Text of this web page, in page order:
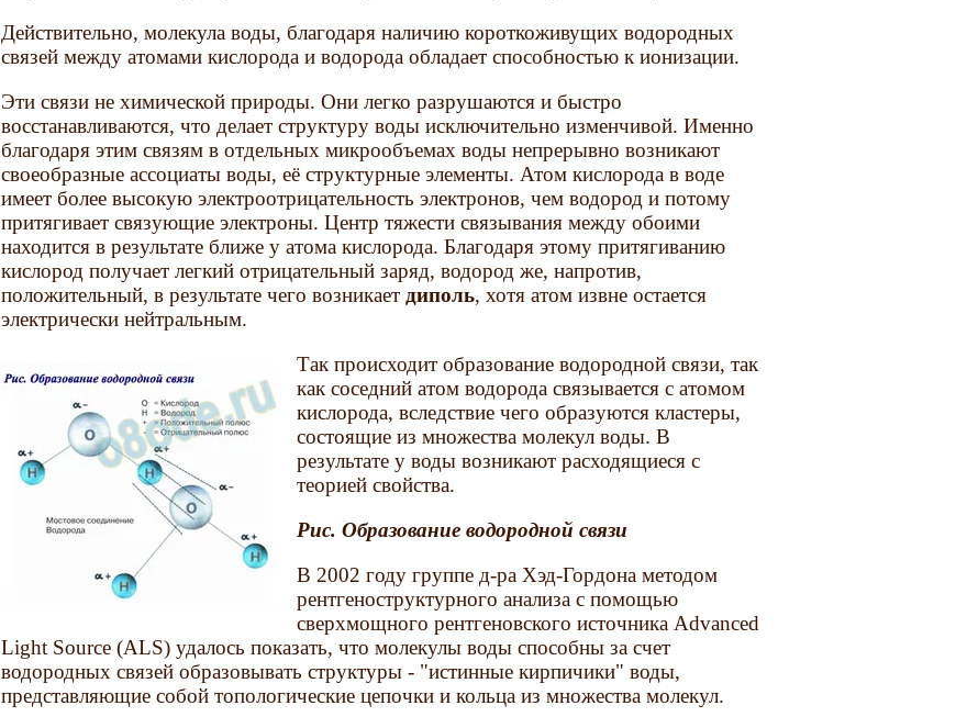
Действительно, молекула воды, благодаря наличию короткоживущих водородных
связей между атомами кислорода и водорода обладает способностью к ионизации.
Эти связи не химической природы. Они легко разрушаются и быстро
восстанавливаются, что делает структуру воды исключительно изменчивой. Именно
благодаря этим связям в отдельных микрообъемах воды непрерывно возникают
своеобразные ассоциаты воды, её структурные элементы. Атом кислорода в воде
имеет более высокую электроотрицательность электронов, чем водород и потому
притягивает связующие электроны. Центр тяжести связывания между обоими
находится в результате ближе у атома кислорода. Благодаря этому притягиванию
кислород получает легкий отрицательный заряд, водород же, напротив,
положительный, в результате чего возникает диполь, хотя атом извне остается
электрически нейтральным.
Так происходит образование водородной связи, так
как соседний атом водорода связывается с атомом
кислорода, вследствие чего образуются кластеры,
состоящие из множества молекул воды. В
результате у воды возникают расходящиеся с
теорией свойства.
Рис. Образование водородной связи
В 2002 году группе д-ра Хэд-Гордона методом
рентгеноструктурного анализа с помощью
сверхмощного рентгеновского источника Advanced
Light Source (ALS) удалось показать, что молекулы воды способны за счет
водородных связей образовывать структуры - "истинные кирпичики" воды,
представляющие собой топологические цепочки и кольца из множества молекул.